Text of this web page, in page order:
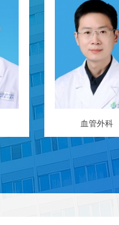
妇产科